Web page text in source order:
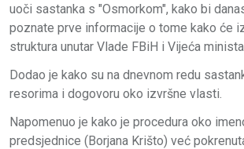
uoči sastanka s "Osmorkom", kako bi
poznate prve informacije o tome kako će
struktura unutar Vlade FBiH i Vijeća
Dodao je kako su na dnevnom redu
resorima i dogovoru oko izvršne vlasti.
Napomenuo je kako je procedura oko
predsjednice (Borjana Krišto) već